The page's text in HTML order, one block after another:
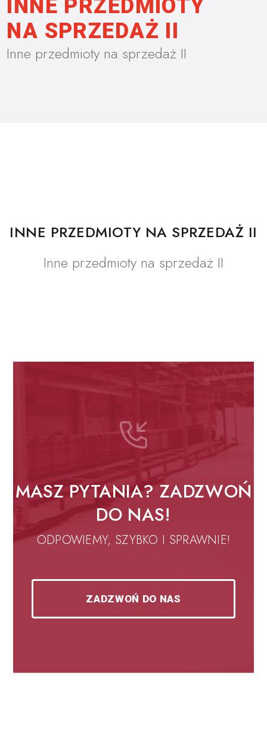
INNE PRZEDMIOTY
NA SPRZEDAŻ II
Inne przedmioty na sprzedaż II
INNE PRZEDMIOTY NA SPRZEDAŻ II
Inne przedmioty na sprzedaż II
MASZ PYTANIA? ZADZWOŃ
DO NAS!
ODPOWIEMY, SZYBKO I SPRAWNIE!
ZADZWOŃ DO NAS